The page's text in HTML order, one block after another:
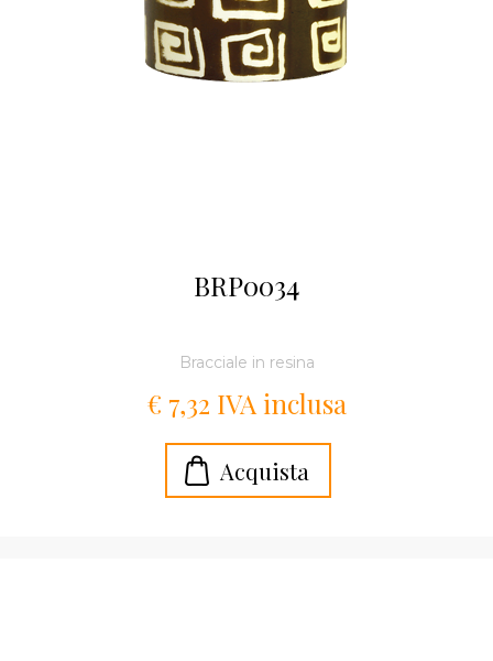
BRP0034
Bracciale in resina
€ 7,32 IVA inclusa